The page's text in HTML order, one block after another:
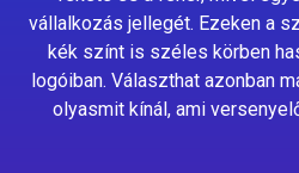
vállalkozás jellegét. Ezeken a
kék színt is széles körben
logóiban. Választhat azonban
olyasmit kínál, ami